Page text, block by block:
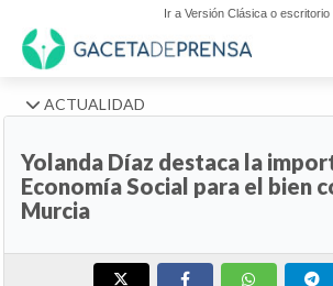
Ir a Versión Clásica o escritorio
ACTUALIDAD
Yolanda Díaz destaca la
Economía Social para el bien
Murcia